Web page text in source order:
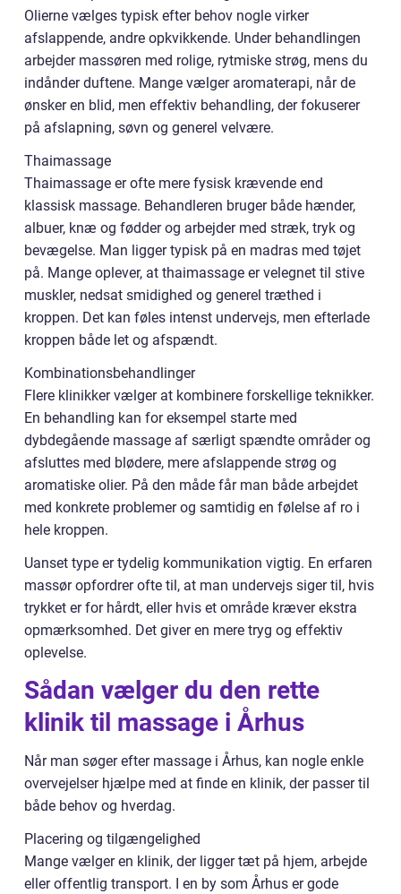
Olierne vælges typisk efter behov nogle virker
afslappende, andre opkvikkende. Under behandlingen
arbejder massøren med rolige, rytmiske strøg, mens du
indånder duftene. Mange vælger aromaterapi, når de
ønsker en blid, men effektiv behandling, der fokuserer
på afslapning, søvn og generel velvære.
Thaimassage
Thaimassage er ofte mere fysisk krævende end
klassisk massage. Behandleren bruger både hænder,
albuer, knæ og fødder og arbejder med stræk, tryk og
bevægelse. Man ligger typisk på en madras med tøjet
på. Mange oplever, at thaimassage er velegnet til stive
muskler, nedsat smidighed og generel træthed i
kroppen. Det kan føles intenst undervejs, men efterlade
kroppen både let og afspændt.
Kombinationsbehandlinger
Flere klinikker vælger at kombinere forskellige teknikker.
En behandling kan for eksempel starte med
dybdegående massage af særligt spændte områder og
afsluttes med blødere, mere afslappende strøg og
aromatiske olier. På den måde får man både arbejdet
med konkrete problemer og samtidig en følelse af ro i
hele kroppen.
Uanset type er tydelig kommunikation vigtig. En erfaren
massør opfordrer ofte til, at man undervejs siger til, hvis
trykket er for hårdt, eller hvis et område kræver ekstra
opmærksomhed. Det giver en mere tryg og effektiv
oplevelse.
Sådan vælger du den rette
klinik til massage i Århus
Når man søger efter massage i Århus, kan nogle enkle
overvejelser hjælpe med at finde en klinik, der passer til
både behov og hverdag.
Placering og tilgængelighed
Mange vælger en klinik, der ligger tæt på hjem, arbejde
eller offentlig transport. I en by som Århus er gode